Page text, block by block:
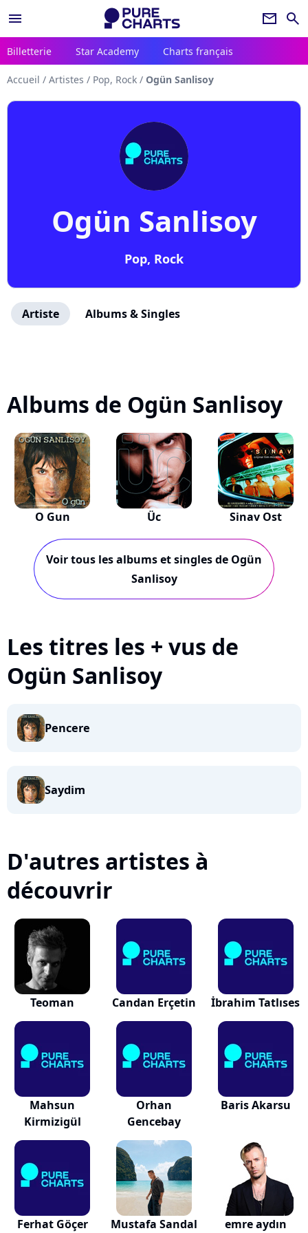
menu newsletter search
Billetterie Star Academy Charts français
Accueil / Artistes / Pop, Rock / Ogün Sanlisoy
Ogün Sanlisoy
Pop, Rock
Artiste Albums & Singles
Albums de Ogün Sanlisoy
O Gun Üc Sinav Ost
Voir tous les albums et singles de Ogün
Sanlisoy
Les titres les + vus de
Ogün Sanlisoy
Pencere
Saydim
D'autres artistes à
découvrir
Teoman Candan Erçetin İbrahim Tatlıses
Mahsun
Kirmizigül
Orhan
Gencebay
Baris Akarsu
Ferhat Göçer Mustafa Sandal emre aydın